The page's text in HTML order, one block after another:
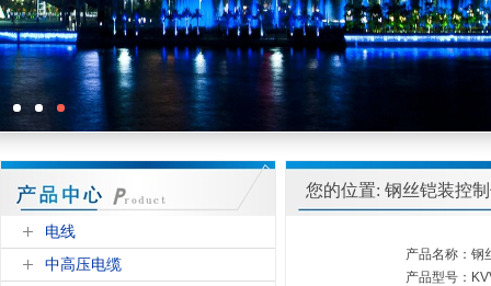
电线
中高压电缆
您的位置: 钢丝铠装控
产品名称：钢
产品型号：